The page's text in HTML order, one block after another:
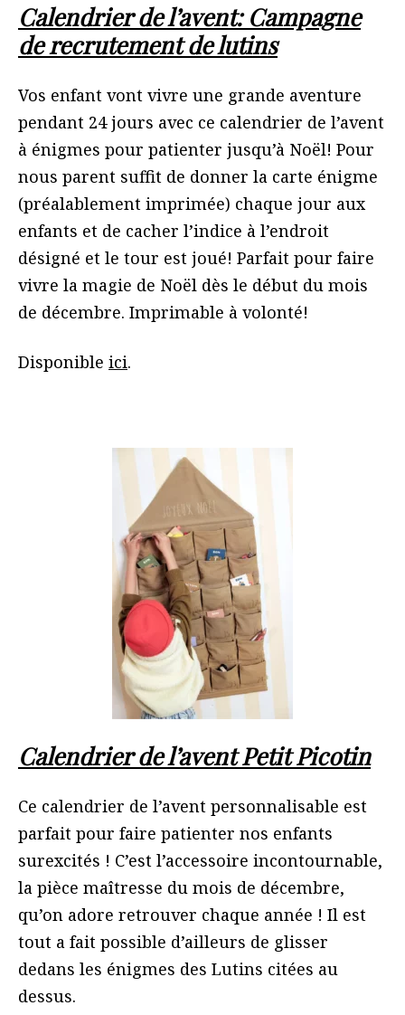
Calendrier de l’avent: Campagne
de recrutement de lutins
Vos enfant vont vivre une grande aventure
pendant 24 jours avec ce calendrier de l’avent
à énigmes pour patienter jusqu’à Noël! Pour
nous parent suffit de donner la carte énigme
(préalablement imprimée) chaque jour aux
enfants et de cacher l’indice à l’endroit
désigné et le tour est joué! Parfait pour faire
vivre la magie de Noël dès le début du mois
de décembre. Imprimable à volonté!
Disponible ici.
Calendrier de l’avent Petit Picotin
Ce calendrier de l’avent personnalisable est
parfait pour faire patienter nos enfants
surexcités ! C’est l’accessoire incontournable,
la pièce maîtresse du mois de décembre,
qu’on adore retrouver chaque année ! Il est
tout a fait possible d’ailleurs de glisser
dedans les énigmes des Lutins citées au
dessus.